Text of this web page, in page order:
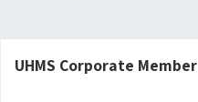
UHMS Corporate Member